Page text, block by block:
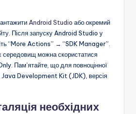
Android Studio або окремий
Після запуску Android Studio у
“More Actions” → “SDK Manager”.
середовищ можна скористатися
Пам’ятайте, що для повноцінної
Java Development Kit (JDK), версія
необхідних